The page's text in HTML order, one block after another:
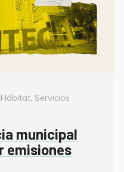
Servicios
municipal
emisiones